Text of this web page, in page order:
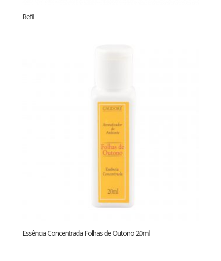
Refil
Essência Concentrada Folhas de Outono 20ml